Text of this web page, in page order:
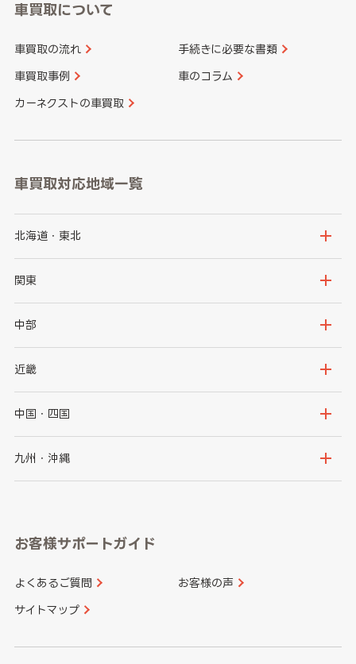
車買取について
車買取の流れ 手続きに必要な書類
車買取事例 車のコラム
カーネクストの車買取
車買取対応地域一覧
北海道・東北
北海道
岩手県
秋田県
関東
茨城県
群馬県
千葉県
中部
新潟県
石川県
山梨県
愛知県
近畿
大阪府
京都府
和歌山県
中国・四国
鳥取県
山口県
香川県 愛媛県
九州・沖縄
長崎県
大分県 宮崎県
お客様サポートガイド
よくあるご質問 お客様の声
サイトマップ